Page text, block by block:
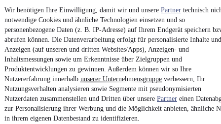
Wir benötigen Ihre Einwilligung, damit wir und unsere Partner technisch
notwendige Cookies und ähnliche Technologien einsetzen und so
personenbezogene Daten (z. B. IP-Adresse) auf Ihrem Endgerät speichern
abrufen können. Die Datenverarbeitung erfolgt für personalisierte Inhalte und
Anzeigen (auf unseren und dritten Websites/Apps), Anzeigen- und
Inhaltsmessungen sowie um Erkenntnisse über Zielgruppen und
Produktentwicklungen zu gewinnen. Außerdem können wir so Ihre
Nutzererfahrung innerhalb unserer Unternehmensgruppe verbessern, Ihr
Nutzungsverhalten analysieren sowie Segmente mit pseudonymisierten
Nutzerdaten zusammenstellen und Dritten über unsere Partner einen
zur Personalisierung ihrer Werbung und die Möglichkeit anbieten, ähnliche
in ihrem eigenen Datenbestand zu identifizieren.
Datenschutz
Datenschutzeinstellungen
Erklärung zur Barrierefreiheit
Report Security Vulnerability (English)
Powered by
EntdeckeKleinwagen,SUVundWohnmobileund mehr bei
mobile.de